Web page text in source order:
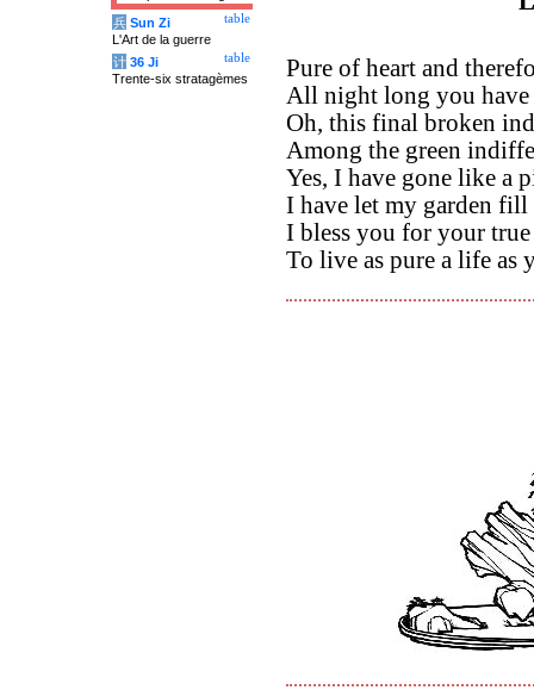
Pure of heart and
All night long you
Oh, this final broken
Among the green
Yes, I have gone like a
I have let my garden fill
I bless you for your
To live as pure a life as
table
兵 Sun Zi
L'Art de la guerre
table
计 36 Ji
Trente-six stratagèmes